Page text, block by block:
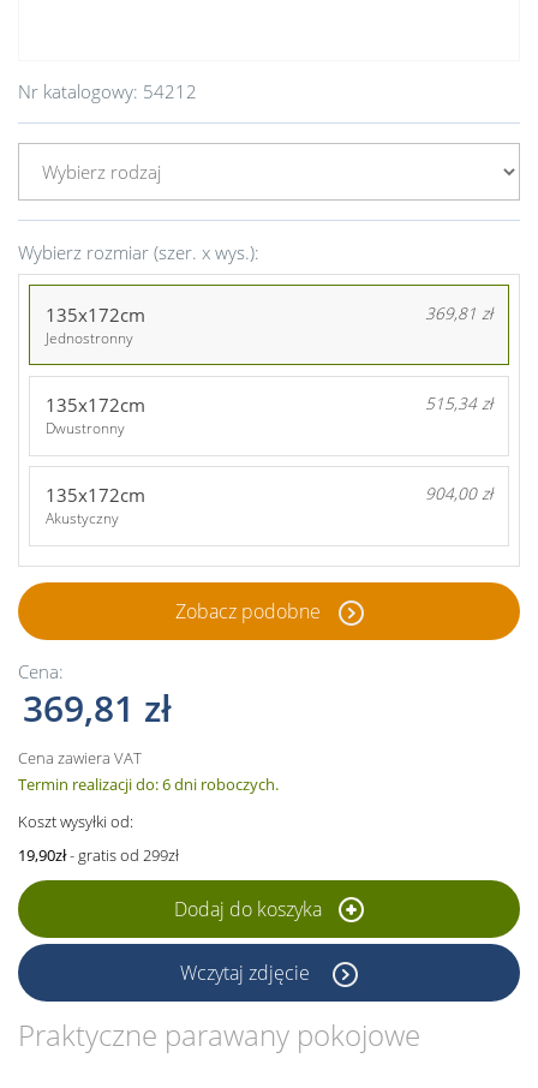
Nr katalogowy: 54212
Wybierz rozmiar (szer. x wys.):
135x172cm 369,81 zł
Jednostronny
135x172cm 515,34 zł
Dwustronny
135x172cm 904,00 zł
Akustyczny
Zobacz podobne
Cena:
369,81 zł
Cena zawiera VAT
Termin realizacji do: 6 dni roboczych.
Koszt wysyłki od:
19,90zł- gratis od 299zł
Dodaj do koszyka
Wczytaj zdjęcie
Praktyczne parawany pokojowe